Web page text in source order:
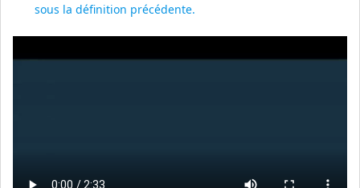
sous la définition précédente.